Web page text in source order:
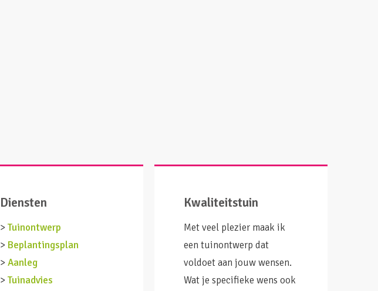
Diensten
>Tuinontwerp
> Beplantingsplan
>Aanleg
>Tuinadvies
Kwaliteitstuin
Met veel plezier maak ik
een tuinontwerp dat
voldoet aan jouw wensen.
Wat je specifieke wens ook